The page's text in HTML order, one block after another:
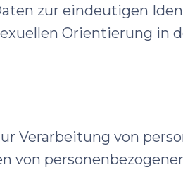
zur eindeutigen
Orientierung in
Verarbeitung von
von